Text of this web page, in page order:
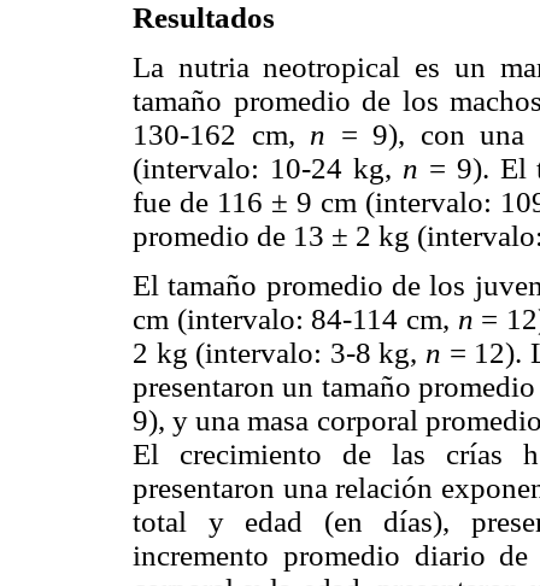
Resultados
La nutria neotropical es un
tamaño promedio de los
130-162 cm, n = 9), con una
(intervalo: 10-24 kg, n = 9). El
fue de 116 ± 9 cm (intervalo:
promedio de 13 ± 2 kg
El tamaño promedio de los
cm (intervalo: 84-114 cm, n =
2 kg (intervalo: 3-8 kg, n = 12).
presentaron un tamaño
9), y una masa corporal
El crecimiento de las crías
presentaron una relación
total y edad (en días),
incremento promedio diario